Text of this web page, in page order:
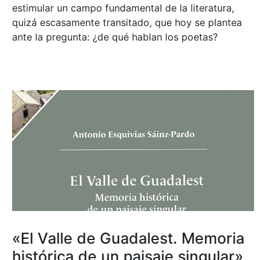
estimular un campo fundamental de la literatura,
quizá escasamente transitado, que hoy se plantea
ante la pregunta: ¿de qué hablan los poetas?
«El Valle de Guadalest. Memoria
histórica de un paisaje singular»